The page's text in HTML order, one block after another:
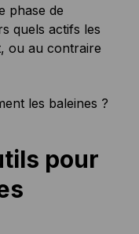
phase de
quels actifs les
ou au contraire
les baleines ?
pour